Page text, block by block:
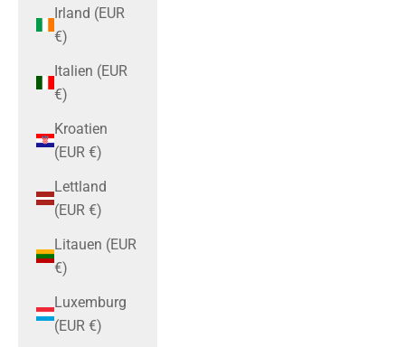
Irland (EUR
€)
Italien (EUR
€)
Kroatien
(EUR €)
Lettland
(EUR €)
Litauen (EUR
€)
Luxemburg
(EUR €)